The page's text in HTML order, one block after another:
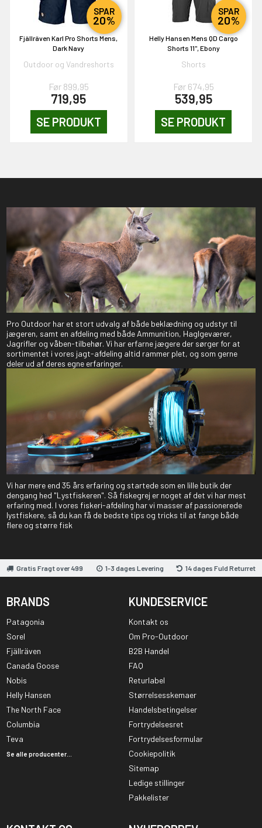
SPAR
20%
Fjällräven Karl Pro Shorts Mens,
Dark Navy
Outdoor og Vandreshorts
Før 899,95
719,95
SE PRODUKT
SPAR
20%
Helly Hansen Mens QD Cargo
Shorts 11", Ebony
Shorts
Før 674,95
539,95
SE PRODUKT
Pro Outdoor har et stort udvalg af både beklædning og udstyr til
jægeren, samt en afdeling med både Ammunition, Haglgeværer,
Jagrifler og våben-tilbehør. Vi har erfarne jægere der sørger for at
sortimentet i vores jagt-afdeling altid rammer plet, og som gerne
deler ud af deres egne erfaringer.
Vi har mere end 35 års erfaring og startede som en lille butik der
dengang hed "Lystfiskeren". Så fiskegrej er noget af det vi har mest
erfaring med. I vores fiskeri-afdeling har vi masser af passionerede
lystfiskere, så du kan få de bedste tips og tricks til at fange både
flere og større fisk
Gratis Fragt over 499 1-3 dages Levering 14 dages Fuld Returret
BRANDS
Patagonia
Sorel
Fjällräven
Canada Goose
Nobis
Helly Hansen
The North Face
Columbia
Teva
Se alle producenter...
KUNDESERVICE
Kontakt os
Om Pro-Outdoor
B2B Handel
FAQ
Returlabel
Størrelsesskemaer
Handelsbetingelser
Fortrydelsesret
Fortrydelsesformular
Cookiepolitik
Sitemap
Ledige stillinger
Pakkelister